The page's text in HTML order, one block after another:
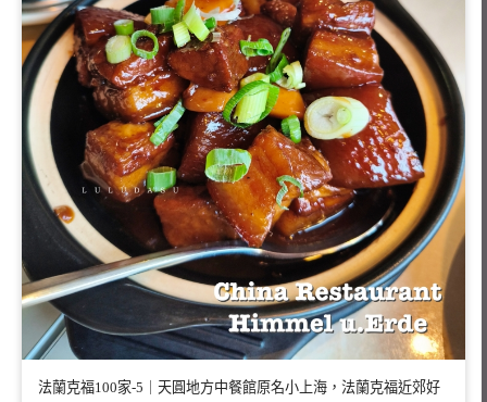
法蘭克福100家-5｜天圓地方中餐館原名小上海，法蘭克福近郊好